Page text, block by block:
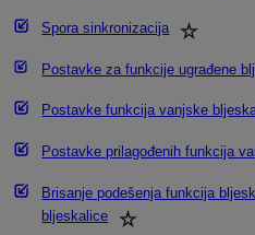
Spora sinkronizacija
Postavke za funkcije ugrađene
Postavke funkcija vanjske
Postavke prilagođenih funkcija
Brisanje podešenja funkcija
bljeskalice